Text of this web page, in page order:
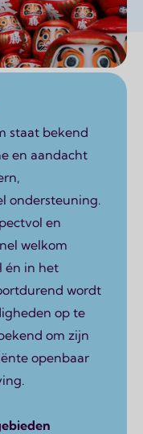
staat bekend
en aandacht
ondersteuning.
en
welkom
én in het
wordt
op te
om zijn
openbaar